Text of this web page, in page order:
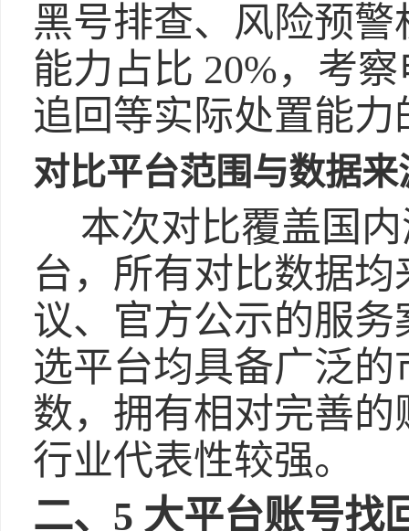
黑号排查、风险预
能力占比 20%，考
追回等实际处置能
对比平台范围与数据来
本次对比覆盖国
台，所有对比数据
议、官方公示的服
选平台均具备广泛
数，拥有相对完善
行业代表性较强。
二、5 大平台账号找